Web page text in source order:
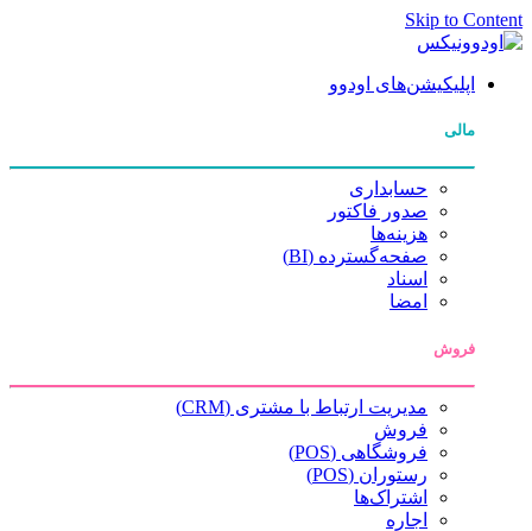
Skip to Content
اپلیکیشن‌های اودوو
مالی
حسابداری
صدور فاکتور
هزینه‌ها
صفحه‌گسترده (BI)
اسناد
امضا
فروش
مدیریت ارتباط با مشتری (CRM)
فروش
فروشگاهی (POS)
رستوران (POS)
اشتراک‌ها
اجاره